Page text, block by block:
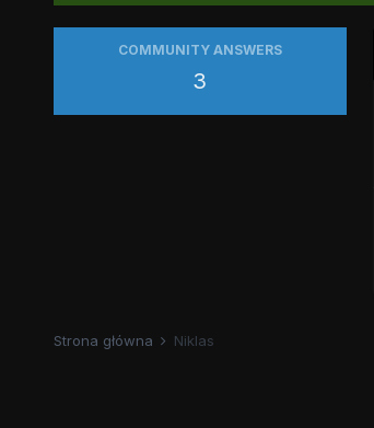
COMMUNITY ANSWERS
3
Strona główna Niklas